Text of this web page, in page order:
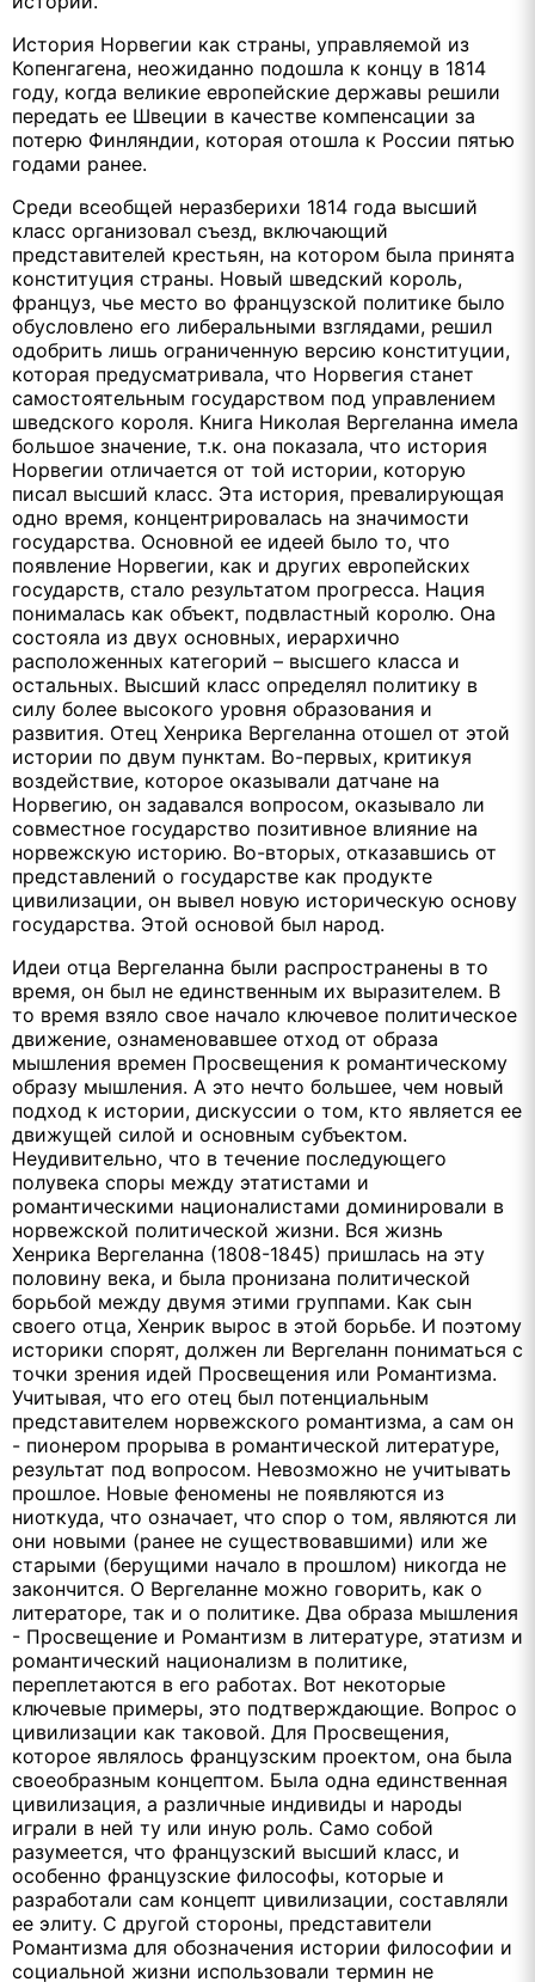
История Норвегии как страны, управляемой из
Копенгагена, неожиданно подошла к концу в 1814
году, когда великие европейские державы решили
передать ее Швеции в качестве компенсации за
потерю Финляндии, которая отошла к России пятью
годами ранее.
Среди всеобщей неразберихи 1814 года высший
класс организовал съезд, включающий
представителей крестьян, на котором была принята
конституция страны. Новый шведский король,
француз, чье место во французской политике было
обусловлено его либеральными взглядами, решил
одобрить лишь ограниченную версию конституции,
которая предусматривала, что Норвегия станет
самостоятельным государством под управлением
шведского короля. Книга Николая Вергеланна имела
большое значение, т.к. она показала, что история
Норвегии отличается от той истории, которую
писал высший класс. Эта история, превалирующая
одно время, концентрировалась на значимости
государства. Основной ее идеей было то, что
появление Норвегии, как и других европейских
государств, стало результатом прогресса. Нация
понималась как объект, подвластный королю. Она
состояла из двух основных, иерархично
расположенных категорий – высшего класса и
остальных. Высший класс определял политику в
силу более высокого уровня образования и
развития. Отец Хенрика Вергеланна отошел от этой
истории по двум пунктам. Во-первых, критикуя
воздействие, которое оказывали датчане на
Норвегию, он задавался вопросом, оказывало ли
совместное государство позитивное влияние на
норвежскую историю. Во-вторых, отказавшись от
представлений о государстве как продукте
цивилизации, он вывел новую историческую основу
государства. Этой основой был народ.
Идеи отца Вергеланна были распространены в то
время, он был не единственным их выразителем. В
то время взяло свое начало ключевое политическое
движение, ознаменовавшее отход от образа
мышления времен Просвещения к романтическому
образу мышления. А это нечто большее, чем новый
подход к истории, дискуссии о том, кто является ее
движущей силой и основным субъектом.
Неудивительно, что в течение последующего
полувека споры между этатистами и
романтическими националистами доминировали в
норвежской политической жизни. Вся жизнь
Хенрика Вергеланна (1808-1845) пришлась на эту
половину века, и была пронизана политической
борьбой между двумя этими группами. Как сын
своего отца, Хенрик вырос в этой борьбе. И поэтому
историки спорят, должен ли Вергеланн пониматься с
точки зрения идей Просвещения или Романтизма.
Учитывая, что его отец был потенциальным
представителем норвежского романтизма, а сам он
- пионером прорыва в романтической литературе,
результат под вопросом. Невозможно не учитывать
прошлое. Новые феномены не появляются из
ниоткуда, что означает, что спор о том, являются ли
они новыми (ранее не существовавшими) или же
старыми (берущими начало в прошлом) никогда не
закончится. О Вергеланне можно говорить, как о
литераторе, так и о политике. Два образа мышления
- Просвещение и Романтизм в литературе, этатизм и
романтический национализм в политике,
переплетаются в его работах. Вот некоторые
ключевые примеры, это подтверждающие. Вопрос о
цивилизации как таковой. Для Просвещения,
которое являлось французским проектом, она была
своеобразным концептом. Была одна единственная
цивилизация, а различные индивиды и народы
играли в ней ту или иную роль. Само собой
разумеется, что французский высший класс, и
особенно французские философы, которые и
разработали сам концепт цивилизации, составляли
ее элиту. С другой стороны, представители
Романтизма для обозначения истории философии и
социальной жизни использовали термин не